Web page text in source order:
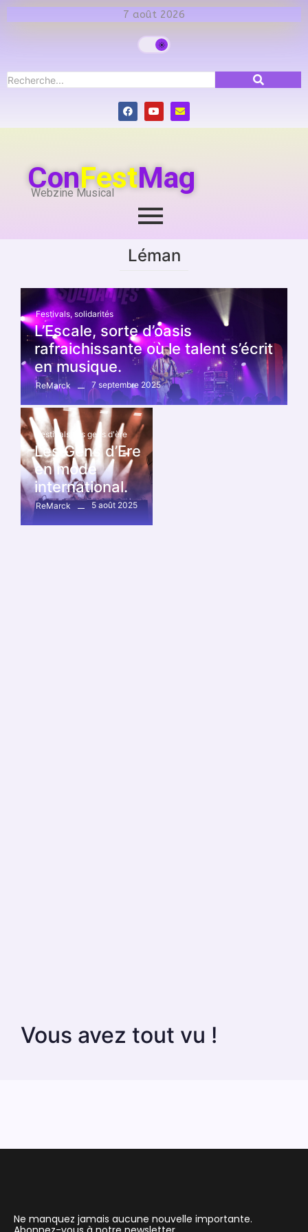
7 août 2026
ConFestMag
Webzine Musical
Léman
Festivals, solidarités
L’Escale, sorte d’oasis
rafraichissante où le talent s’écrit
en musique.
ReMarck 7 septembre 2025
Festivals les gens d'ère
Les Gens d’Ere
en mode
international.
ReMarck 5 août 2025
Vous avez tout vu !
Ne manquez jamais aucune nouvelle importante.